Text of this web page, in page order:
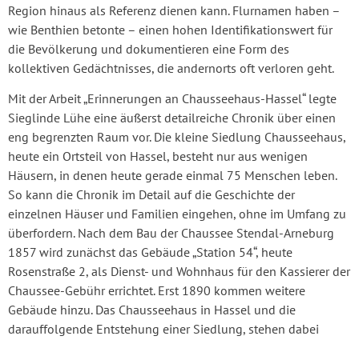
Region hinaus als Referenz dienen kann. Flurnamen haben –
wie Benthien betonte – einen hohen Identifikationswert für
die Bevölkerung und dokumentieren eine Form des
kollektiven Gedächtnisses, die andernorts oft verloren geht.
Mit der Arbeit „Erinnerungen an Chausseehaus-Hassel“ legte
Sieglinde Lühe eine äußerst detailreiche Chronik über einen
eng begrenzten Raum vor. Die kleine Siedlung Chausseehaus,
heute ein Ortsteil von Hassel, besteht nur aus wenigen
Häusern, in denen heute gerade einmal 75 Menschen leben.
So kann die Chronik im Detail auf die Geschichte der
einzelnen Häuser und Familien eingehen, ohne im Umfang zu
überfordern. Nach dem Bau der Chaussee Stendal-Arneburg
1857 wird zunächst das Gebäude „Station 54“, heute
Rosenstraße 2, als Dienst- und Wohnhaus für den Kassierer der
Chaussee-Gebühr errichtet. Erst 1890 kommen weitere
Gebäude hinzu. Das Chausseehaus in Hassel und die
darauffolgende Entstehung einer Siedlung, stehen dabei